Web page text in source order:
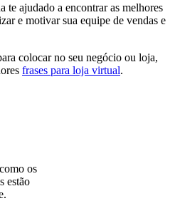
te ajudado a encontrar as melhores
e motivar sua equipe de vendas e
colocar no seu negócio ou loja,
frases para loja virtual.
os
estão